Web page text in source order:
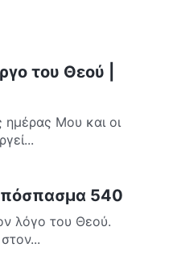
του Θεού |
ημέρας Μου και οι
540
λόγο του Θεού.